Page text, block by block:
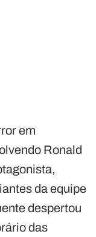
em
Ronald
da equipe
despertou
das